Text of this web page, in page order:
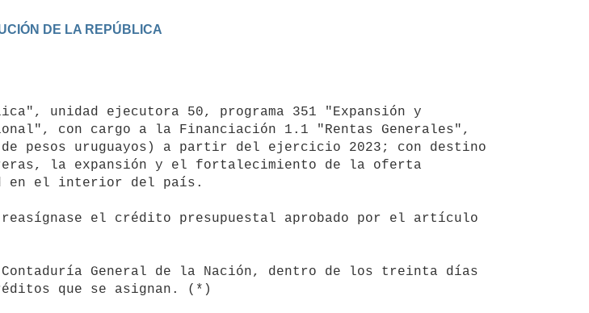
DE LA REPÚBLICA
con cargo a la Financiación 1.1 "Rentas Generales",
pesos uruguayos) a partir del ejercicio 2023; con destino
la expansión y el fortalecimiento de la oferta
en el interior del país.